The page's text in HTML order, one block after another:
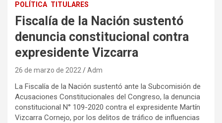
POLÍTICA TITULARES
Fiscalía de la Nación sustentó
denuncia constitucional contra
expresidente Vizcarra
26 de marzo de 2022 Adm
La Fiscalía de la Nación sustentó ante la Subcomisión de
Acusaciones Constitucionales del Congreso, la denuncia
constitucional N° 109-2020 contra el expresidente Martín
Vizcarra Cornejo, por los delitos de tráfico de influencias